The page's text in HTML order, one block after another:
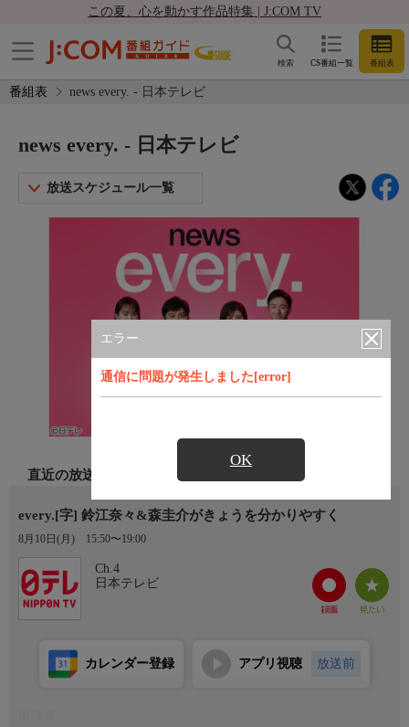
この夏、心を動かす作品特集 | J:COM TV
CS番組一覧 番組表
検索
番組表 news every. - 日本テレビ
エラー
通信に問題が発生しました[error]
OK
news every. - 日本テレビ
放送スケジュール一覧
直近の放送
every.[字] 鈴江奈々&森圭介がきょうを分かりやすく
8月10日(月) 15:50〜19:00
Ch.4
日本テレビ
カレンダー登録 アプリ視聴 放送前